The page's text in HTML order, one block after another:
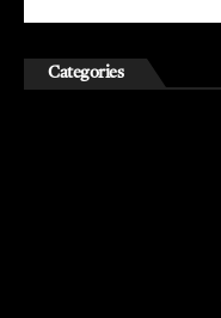
Categories